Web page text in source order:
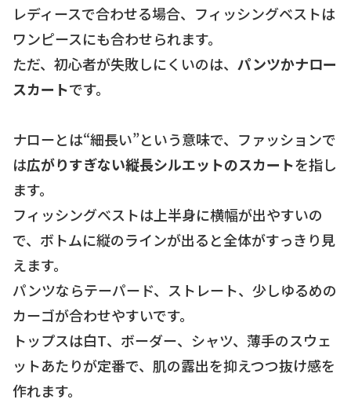
レディースで合わせる場合、フィッシングベストは
ワンピースにも合わせられます。
ただ、初心者が失敗しにくいのは、 パンツかナロー
スカートです。
ナローとは“細長い”という意味で、ファッションで
は広がりすぎない縦長シルエットのスカートを指し
ます。
フィッシングベストは上半身に横幅が出やすいの
で、ボトムに縦のラインが出ると全体がすっきり見
えます。
パンツならテーパード、ストレート、少しゆるめの
カーゴが合わせやすいです。
トップスは白T、ボーダー、シャツ、薄手のスウェ
ットあたりが定番で、肌の露出を抑えつつ抜け感を
作れます。